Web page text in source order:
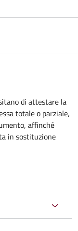
di attestare la
totale o parziale,
affinché
in sostituzione